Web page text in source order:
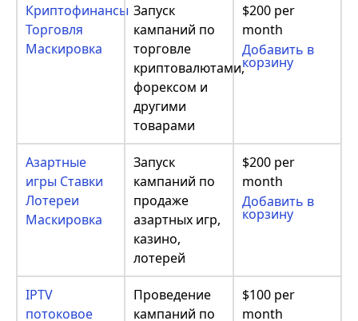
Криптофинансы
Торговля
Маскировка
Запуск
кампаний по
торговле
криптовалютами,
форексом и
другими
товарами
$200 per
month
Добавить в
корзину
Азартные
игры Ставки
Лотереи
Маскировка
Запуск
кампаний по
продаже
азартных игр,
казино,
лотерей
$200 per
month
Добавить в
корзину
IPTV
потоковое
Проведение
кампаний по
$100 per
month